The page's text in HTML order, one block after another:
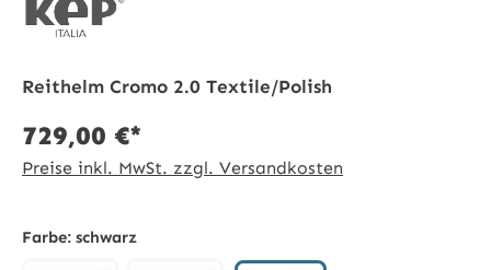
Reithelm Cromo 2.0 Textile/Polish
729,00 €*
Preise inkl. MwSt. zzgl. Versandkosten
Farbe: schwarz